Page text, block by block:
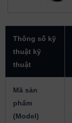
Thông số kỹ
thuật kỹ
thuật
Mã sản
phẩm
(Model)